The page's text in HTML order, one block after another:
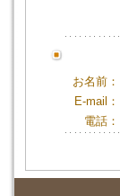
お名前：
E-mail：
電話：